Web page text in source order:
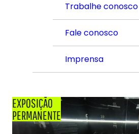
Trabalhe conosco
Fale conosco
Imprensa
EXPOSIÇÃO
PERMANENTE